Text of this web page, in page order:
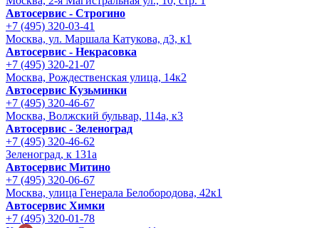
Автосервис - Строгино
+7 (495) 320-03-41
Москва, ул. Маршала Катукова, д3, к1
Автосервис - Некрасовка
+7 (495) 320-21-07
Москва, Рождественская улица, 14к2
Автосервис Кузьминки
+7 (495) 320-46-67
Москва, Волжский бульвар, 114а, к3
Автосервис - Зеленоград
+7 (495) 320-46-62
Зеленоград, к 131а
Автосервис Митино
+7 (495) 320-06-67
Москва, улица Генерала Белобородова, 42к1
Автосервис Химки
+7 (495) 320-01-78